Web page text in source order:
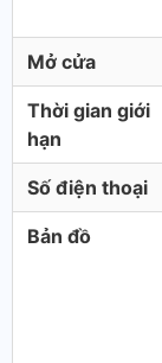
Mở cửa
Thời gian giới
hạn
Số điện thoại
Bản đồ